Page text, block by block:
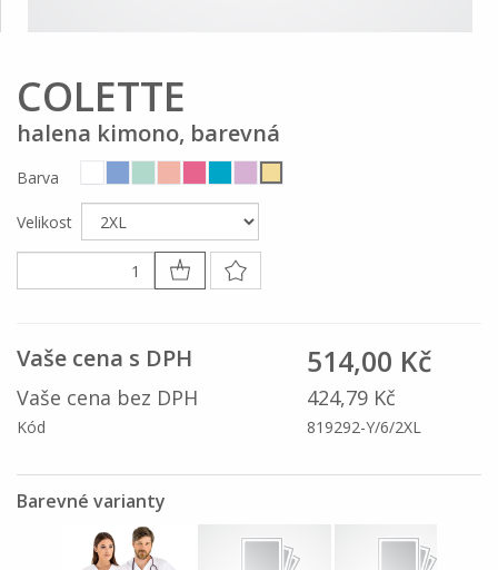
COLETTE
halena kimono, barevná
Barva
Velikost
Vaše cena s DPH 514,00 Kč
Vaše cena bez DPH 424,79 Kč
Kód 819292-Y/6/2XL
Barevné varianty